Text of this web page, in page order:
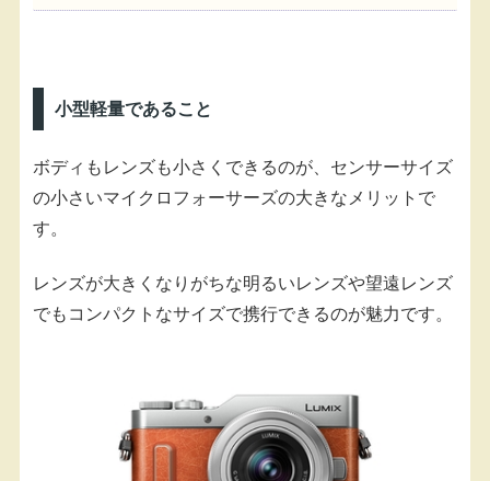
小型軽量であること
ボディもレンズも小さくできるのが、センサーサイズ
の小さいマイクロフォーサーズの大きなメリットで
す。
レンズが大きくなりがちな明るいレンズや望遠レンズ
でもコンパクトなサイズで携行できるのが魅力です。